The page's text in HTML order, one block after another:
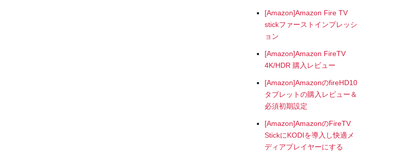
[Amazon]Amazon Fire TV
stickファーストインプレッシ
ョン
[Amazon]Amazon FireTV
4K/HDR 購入レビュー
[Amazon]AmazonのfireHD10
タブレットの購入レビュー＆
必須初期設定
[Amazon]AmazonのFireTV
StickにKODIを導入し快適メ
ディアプレイヤーにする